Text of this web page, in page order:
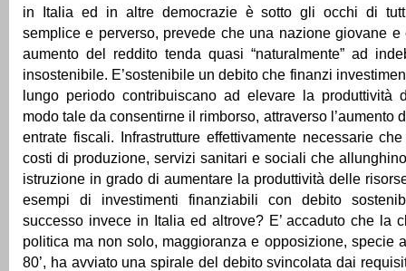
in Italia ed in altre democrazie è sotto gli occhi di
semplice e perverso, prevede che una nazione giovane e
aumento del reddito tenda quasi “naturalmente” ad
insostenibile. E’sostenibile un debito che finanzi
lungo periodo contribuiscano ad elevare la produttività
modo tale da consentirne il rimborso, attraverso l’aumento
entrate fiscali. Infrastrutture effettivamente necessarie
costi di produzione, servizi sanitari e sociali che
istruzione in grado di aumentare la produttività delle
esempi di investimenti finanziabili con debito
successo invece in Italia ed altrove? E’ accaduto che la
politica ma non solo, maggioranza e opposizione, specie
80’, ha avviato una spirale del debito svincolata dai